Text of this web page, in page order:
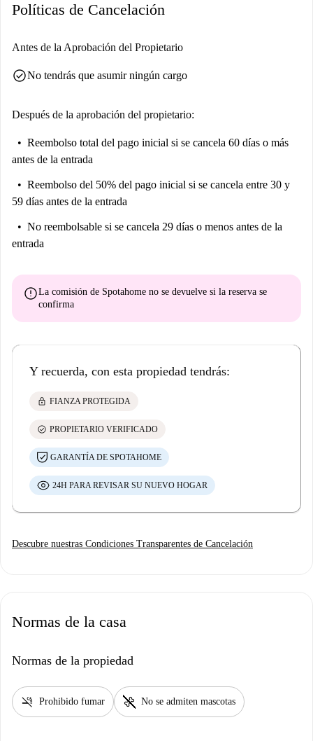
como el Centro Comunitario de Cracovia, la Sinagoga Kupa y la Plaza
disfrutar del vibrante patrimonio y estilo de vida de la zona.
Políticas de Cancelación
Antes de la Aprobación del Propietario
check_circleNo tendrás que asumir ningún cargo
Después de la aprobación del propietario:
Reembolso total del pago inicial si se cancela 60 días o más
antes de la entrada
Reembolso del 50% del pago inicial si se cancela entre 30 y
59 días antes de la entrada
No reembolsable si se cancela 29 días o menos antes de la
entrada
errorLa comisión de Spotahome no se devuelve si la reserva se
confirma
Y recuerda, con esta propiedad tendrás:
lock FIANZA PROTEGIDA
check_circle PROPIETARIO VERIFICADO
GARANTÍA DE SPOTAHOME
24H PARA REVISAR SU NUEVO HOGAR
Descubre nuestras Condiciones Transparentes de Cancelación
Normas de la casa
Normas de la propiedad
smoke_free Prohibido fumar pet_supplies No se admiten mascotas